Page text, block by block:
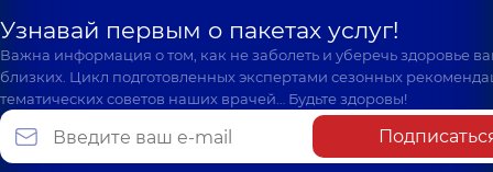
Узнавай первым о пакетах услуг!
Важна информация о том, как не заболеть и уберечь здоровье
близких. Цикл подготовленных экспертами сезонных
тематических советов наших врачей… Будьте здоровы!